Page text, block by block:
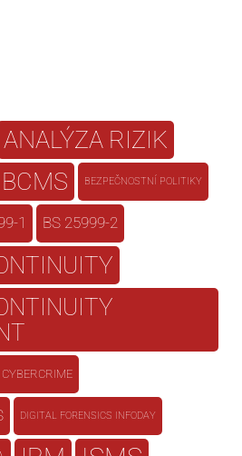
ANALÝZA RIZIK
BCMS BEZPEČNOSTNÍ POLITIKY
1 BS 25999-2
CYBERCRIME
DIGITAL FORENSICS INFODAY